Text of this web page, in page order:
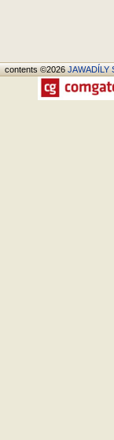
contents ©2026JAWADÍLY